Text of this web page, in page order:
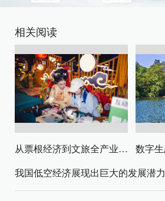
相关阅读
从票根经济到文旅全产业链升级
我国低空经济展现出巨大的发展潜力